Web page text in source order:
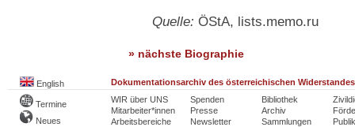
Quelle: ÖStA, lists.memo.ru
» nächste Biographie
English Dokumentationsarchiv des österreichischen Widerstandes
Termine
Neues
WIR über UNS
Mitarbeiter*innen
Arbeitsbereiche
Spenden
Presse
Newsletter
Bibliothek
Archiv
Sammlungen